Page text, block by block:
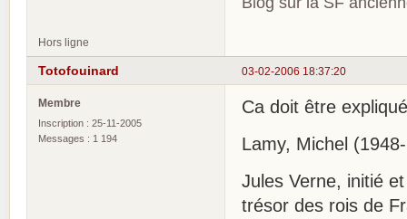
Hors ligne
03-02-2006 18:37:20
Totofouinard
Membre
Inscription : 25-11-2005
Messages : 1 194
Ca doit être
Lamy, Michel
Jules Verne, initié
trésor des rois de